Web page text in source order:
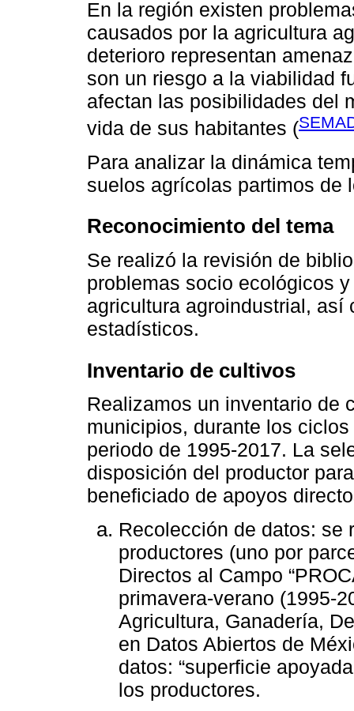
En la región existen
causados por la agricultura
deterioro representan
son un riesgo a la viabilidad
afectan las posibilidades del
vida de sus habitantes (
Para analizar la dinámica
suelos agrícolas partimos de
Reconocimiento del tema
Se realizó la revisión de
problemas socio ecológicos
agricultura agroindustrial, así
estadísticos.
Inventario de cultivos
Realizamos un inventario de
municipios, durante los
periodo de 1995-2017. La
disposición del productor
beneficiado de apoyos
Recolección de datos: se
productores (uno por
Directos al Campo
primavera-verano (1995-
Agricultura, Ganadería,
en Datos Abiertos de
datos: “superficie
los productores.